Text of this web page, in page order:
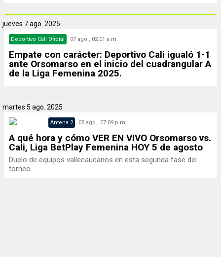
jueves 7 ago. 2025
Deportivo Cali Oficial 07 ago., 02:01 a.m.
Empate con carácter: Deportivo Cali igualó 1-1
ante Orsomarso en el inicio del cuadrangular A
de la Liga Femenina 2025.
martes 5 ago. 2025
Antena 2 05 ago., 07:09 p.m.
A qué hora y cómo VER EN VIVO Orsomarso vs.
Cali, Liga BetPlay Femenina HOY 5 de agosto
Duelo de equipos vallecaucanos en esta segunda fase del
torneo.